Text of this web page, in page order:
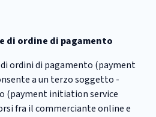
di ordine di pagamento
ordini di pagamento (payment
a un terzo soggetto -
(payment initiation service
fra il commerciante online e